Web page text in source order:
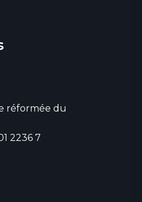
réformée du
2236 7